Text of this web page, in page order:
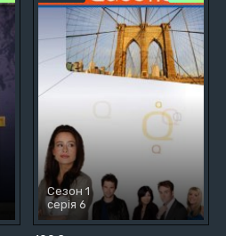
Сезон 1
серія 6